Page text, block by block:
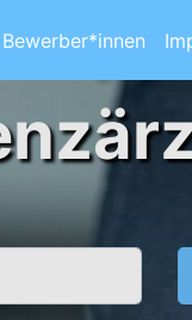
Bewerber*innen